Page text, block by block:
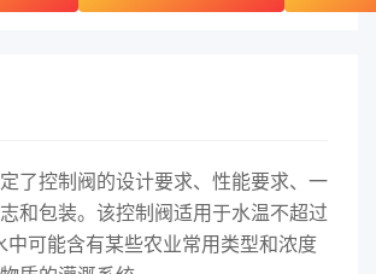
了控制阀的设计要求、性能要求、一
和包装。该控制阀适用于水温不超过
可能含有某些农业常用类型和浓度